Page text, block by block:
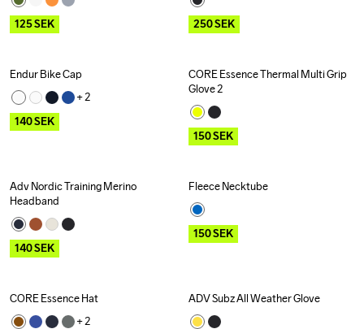
125SEK 250SEK
Outlet
Endur Bike Cap
+ 2
140SEK
Outlet Recycled
CORE Essence Thermal Multi Grip
Glove 2
150SEK
Outlet
Adv Nordic Training Merino
Headband
140SEK
Outlet
Fleece Necktube
150SEK
Outlet
CORE Essence Hat
+ 2
Outlet
ADV Subz All Weather Glove